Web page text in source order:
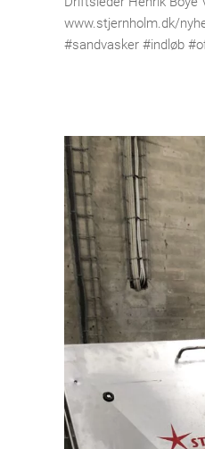
www.stjernholm.dk/
#sandvasker #indløb